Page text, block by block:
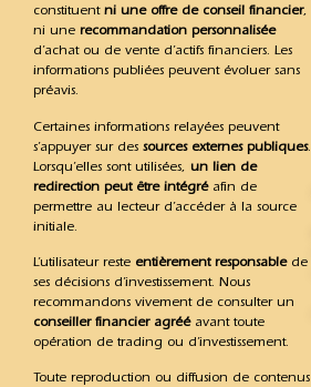
constituent ni une offre de conseil financier,
ni une recommandation personnalisée
d’achat ou de vente d’actifs financiers. Les
informations publiées peuvent évoluer sans
préavis.
Certaines informations relayées peuvent
s’appuyer sur des sources externes publiques.
Lorsqu’elles sont utilisées, un lien de
redirection peut être intégréafin de
permettre au lecteur d’accéder à la source
initiale.
L’utilisateur reste entièrement responsablede
ses décisions d’investissement. Nous
recommandons vivement de consulter un
conseiller financier agrééavant toute
opération de trading ou d’investissement.
Toute reproduction ou diffusion de contenus